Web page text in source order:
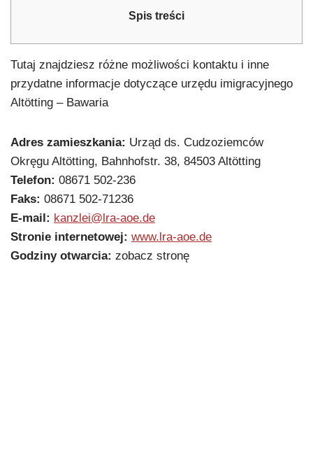
Spis treści
Tutaj znajdziesz różne możliwości kontaktu i inne
przydatne informacje dotyczące urzędu imigracyjnego
Altötting – Bawaria
Adres zamieszkania: Urząd ds. Cudzoziemców
Okręgu Altötting, Bahnhofstr. 38, 84503 Altötting
Telefon: 08671 502-236
Faks: 08671 502-71236
E-mail: kanzlei@lra-aoe.de
Stronie internetowej: www.lra-aoe.de
Godziny otwarcia: zobacz stronę